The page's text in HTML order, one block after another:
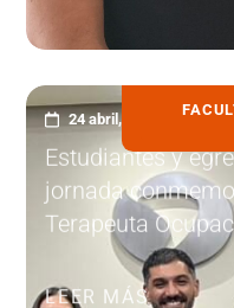
24 abril, 2026
Estudiantes y
jornada
Terapeuta
LEER MÁS